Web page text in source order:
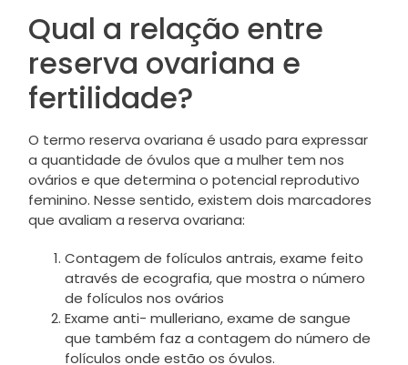
Qual a relação entre
reserva ovariana e
fertilidade?
O termo reserva ovariana é usado para expressar
a quantidade de óvulos que a mulher tem nos
ovários e que determina o potencial reprodutivo
feminino. Nesse sentido, existem dois marcadores
que avaliam a reserva ovariana:
Contagem de folículos antrais, exame feito
através de ecografia, que mostra o número
de folículos nos ovários
Exame anti- mulleriano, exame de sangue
que também faz a contagem do número de
folículos onde estão os óvulos.